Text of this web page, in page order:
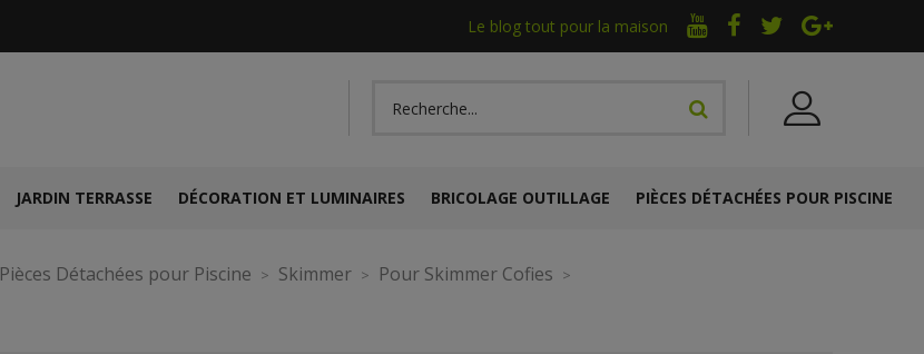
Le blog tout pour la maison
JARDIN TERRASSE DÉCORATION ET LUMINAIRES BRICOLAGE OUTILLAGE PIÈCES DÉTACHÉES POUR PISCINE
Pièces Détachées pour Piscine Skimmer
Pour Skimmer Cofies